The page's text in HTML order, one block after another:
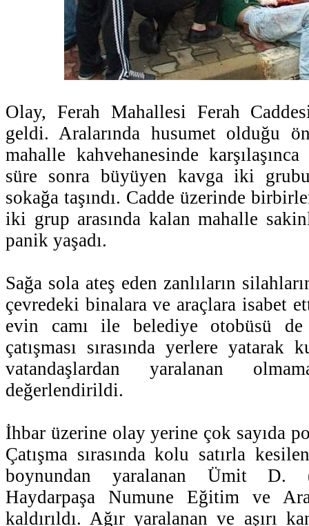
Olay, Ferah Mahallesi Ferah
geldi. Aralarında husumet olduğu
mahalle kahvehanesinde
süre sonra büyüyen kavga iki
sokağa taşındı. Cadde üzerinde
iki grup arasında kalan mahalle
panik yaşadı.
Sağa sola ateş eden zanlıların
çevredeki binalara ve araçlara isabet
evin camı ile belediye otobüsü
çatışması sırasında yerlere yatarak
vatandaşlardan yaralanan
değerlendirildi.
İhbar üzerine olay yerine çok sayıda
Çatışma sırasında kolu satırla
boynundan yaralanan Ümit D.
Haydarpaşa Numune Eğitim ve
kaldırıldı. Ağır yaralanan ve aşırı